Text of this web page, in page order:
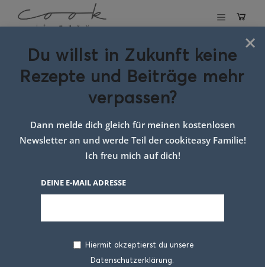
Schlagwort:pizza
caprese tyrolit
×
Du willst in Zukunft keine
Rezepte und Beiträge mehr
verpassen?
Dann melde dich gleich für meinen kostenlosen
Newsletter an und werde Teil der cookiteasy Familie!
Ich freu mich auf dich!
DEINE E-MAIL ADRESSE
Hiermit akzeptierst du unsere
Datenschutzerklärung.